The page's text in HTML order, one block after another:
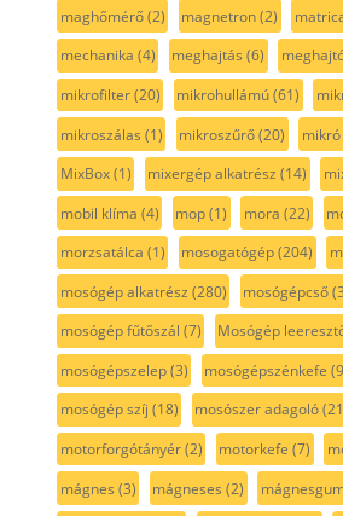
maghőmérő(2) magnetron(2)
mechanika (4) meghajtás (6)
mikrofilter(20) mikrohullámú(61)
mikroszálas (1) mikroszűrő(20) mikró
MixBox(1) mixergép alkatrész (14)
mobil klíma (4) mop(1) mora (22)
morzsatálca (1) mosogatógép(204)
mosógép alkatrész (280) mosógépcső
mosógép fűtőszál (7) Mosógép
mosógépszelep(3) mosógépszénkefe
mosógép szíj (18) mosószer adagoló
motorforgótányér(2) motorkefe (7)
mágnes (3) mágneses (2)